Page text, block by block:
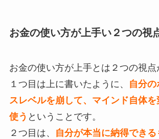
お金の使い方が上手い２つの視
お金の使い方が上手とは２つの視点
１つ目は上に書いたように、
自分
スレベルを崩して、マインド自体
使う ということです。
２つ目は、
自分が本当に納得できる